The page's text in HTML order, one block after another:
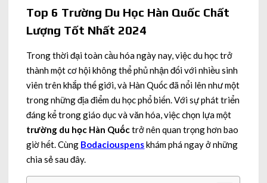
Top 6 Trường Du Học Hàn Quốc Chất
Lượng Tốt Nhất 2024
Trong thời đại toàn cầu hóa ngày nay, việc du học trở
thành một cơ hội không thể phủ nhận đối với nhiều sinh
viên trên khắp thế giới, và Hàn Quốc đã nổi lên như một
trong những địa điểm du học phổ biến. Với sự phát triển
đáng kể trong giáo dục và văn hóa, việc chọn lựa một
trường du học Hàn Quốctrở nên quan trọng hơn bao
giờ hết. Cùng Bodaciouspenskhám phá ngay ở những
chia sẻ sau đây.